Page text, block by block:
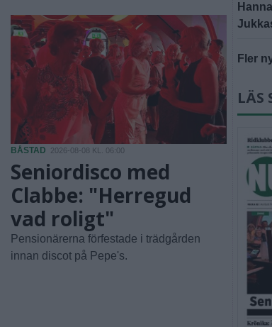
BÅSTAD 2026-08-08 KL. 06:00
Seniordisco med
Clabbe: "Herregud
vad roligt"
Pensionärerna förfestade i trädgården
innan discot på Pepe's.
Fler
LÄS